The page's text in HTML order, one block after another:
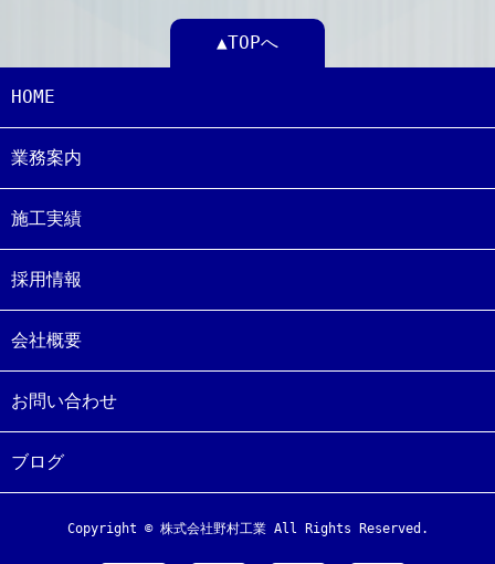
▲TOPへ
HOME
業務案内
施工実績
採用情報
会社概要
お問い合わせ
ブログ
Copyright © 株式会社野村工業 All Rights Reserved.